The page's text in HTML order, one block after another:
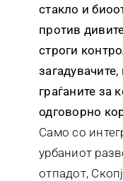
стакло и
против
строги
загадувачите,
граѓаните за
одговорно
Само со
урбаниот
отпадот,